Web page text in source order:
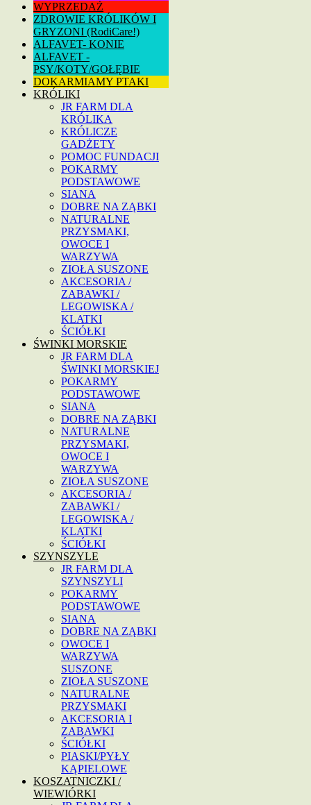
WYPRZEDAŻ
ZDROWIE KRÓLIKÓW I
GRYZONI (RodiCare!)
ALFAVET- KONIE
ALFAVET -
PSY/KOTY/GOŁĘBIE
DOKARMIAMY PTAKI
KRÓLIKI
JR FARM DLA
KRÓLIKA
KRÓLICZE
GADŻETY
POMOC FUNDACJI
POKARMY
PODSTAWOWE
SIANA
DOBRE NA ZĄBKI
NATURALNE
PRZYSMAKI,
OWOCE I
WARZYWA
ZIOŁA SUSZONE
AKCESORIA /
ZABAWKI /
LEGOWISKA /
KLATKI
ŚCIÓŁKI
ŚWINKI MORSKIE
JR FARM DLA
ŚWINKI MORSKIEJ
POKARMY
PODSTAWOWE
SIANA
DOBRE NA ZĄBKI
NATURALNE
PRZYSMAKI,
OWOCE I
WARZYWA
ZIOŁA SUSZONE
AKCESORIA /
ZABAWKI /
LEGOWISKA /
KLATKI
ŚCIÓŁKI
SZYNSZYLE
JR FARM DLA
SZYNSZYLI
POKARMY
PODSTAWOWE
SIANA
DOBRE NA ZĄBKI
OWOCE I
WARZYWA
SUSZONE
ZIOŁA SUSZONE
NATURALNE
PRZYSMAKI
AKCESORIA I
ZABAWKI
ŚCIÓŁKI
PIASKI/PYŁY
KĄPIELOWE
KOSZATNICZKI /
WIEWIÓRKI